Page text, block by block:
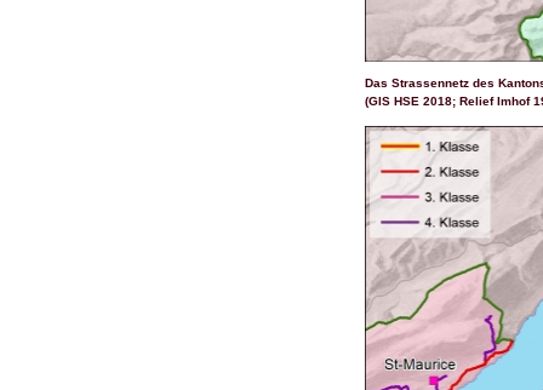
Das Strassennetz des
(GIS HSE 2018; Relief Imhof